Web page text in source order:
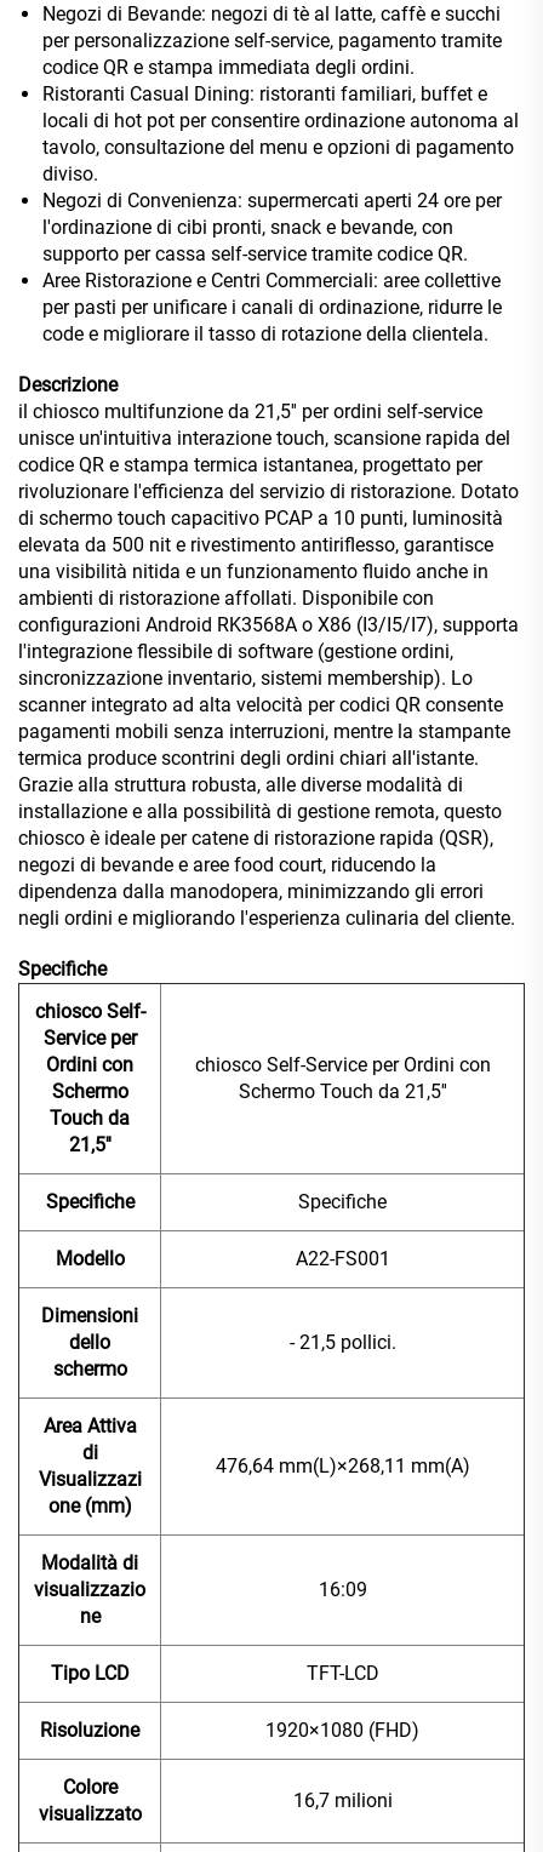
Negozi di Bevande: negozi di tè al latte, caffè e succhi
per personalizzazione self-service, pagamento tramite
codice QR e stampa immediata degli ordini.
Ristoranti Casual Dining: ristoranti familiari, buffet e
locali di hot pot per consentire ordinazione autonoma al
tavolo, consultazione del menu e opzioni di pagamento
diviso.
Negozi di Convenienza: supermercati aperti 24 ore per
l'ordinazione di cibi pronti, snack e bevande, con
supporto per cassa self-service tramite codice QR.
Aree Ristorazione e Centri Commerciali: aree collettive
per pasti per unificare i canali di ordinazione, ridurre le
code e migliorare il tasso di rotazione della clientela.
Descrizione
il chiosco multifunzione da 21,5'' per ordini self-service
unisce un'intuitiva interazione touch, scansione rapida del
codice QR e stampa termica istantanea, progettato per
rivoluzionare l'efficienza del servizio di ristorazione. Dotato
di schermo touch capacitivo PCAP a 10 punti, luminosità
elevata da 500 nit e rivestimento antiriflesso, garantisce
una visibilità nitida e un funzionamento fluido anche in
ambienti di ristorazione affollati. Disponibile con
configurazioni Android RK3568A o X86 (I3/I5/I7), supporta
l'integrazione flessibile di software (gestione ordini,
sincronizzazione inventario, sistemi membership). Lo
scanner integrato ad alta velocità per codici QR consente
pagamenti mobili senza interruzioni, mentre la stampante
termica produce scontrini degli ordini chiari all'istante.
Grazie alla struttura robusta, alle diverse modalità di
installazione e alla possibilità di gestione remota, questo
chiosco è ideale per catene di ristorazione rapida (QSR),
negozi di bevande e aree food court, riducendo la
dipendenza dalla manodopera, minimizzando gli errori
negli ordini e migliorando l'esperienza culinaria del cliente.
Specifiche
chiosco Self-
Service per
Ordini con
Schermo
Touch da
21,5''
chiosco Self-Service per Ordini con
Schermo Touch da 21,5''
Specifiche Specifiche
Modello A22-FS001
Dimensioni
dello
schermo
- 21,5 pollici.
Area Attiva
di
Visualizzazi
one (mm)
476,64 mm(L)×268,11 mm(A)
Modalità di
visualizzazio
ne
16:09
Tipo LCD TFT-LCD
Risoluzione 1920×1080 (FHD)
Colore
visualizzato
16,7 milioni